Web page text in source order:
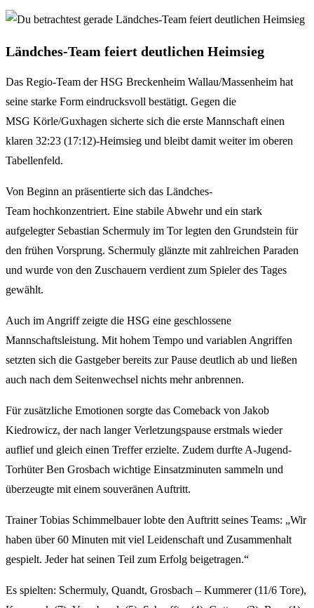
Ländches-Team feiert deutlichen Heimsieg
Das Regio-Team der HSG Breckenheim Wallau/Massenheim hat
seine starke Form eindrucksvoll bestätigt. Gegen die
MSG Körle/Guxhagen sicherte sich die erste Mannschaft einen
klaren 32:23 (17:12)-Heimsieg und bleibt damit weiter im oberen
Tabellenfeld.
Von Beginn an präsentierte sich das Ländches-
Team hochkonzentriert. Eine stabile Abwehr und ein stark
aufgelegter Sebastian Schermuly im Tor legten den Grundstein für
den frühen Vorsprung. Schermuly glänzte mit zahlreichen Paraden
und wurde von den Zuschauern verdient zum Spieler des Tages
gewählt.
Auch im Angriff zeigte die HSG eine geschlossene
Mannschaftsleistung. Mit hohem Tempo und variablen Angriffen
setzten sich die Gastgeber bereits zur Pause deutlich ab und ließen
auch nach dem Seitenwechsel nichts mehr anbrennen.
Für zusätzliche Emotionen sorgte das Comeback von Jakob
Kiedrowicz, der nach langer Verletzungspause erstmals wieder
auflief und gleich einen Treffer erzielte. Zudem durfte A-Jugend-
Torhüter Ben Grosbach wichtige Einsatzminuten sammeln und
überzeugte mit einem souveränen Auftritt.
Trainer Tobias Schimmelbauer lobte den Auftritt seines Teams: „Wir
haben über 60 Minuten mit viel Leidenschaft und Zusammenhalt
gespielt. Jeder hat seinen Teil zum Erfolg beigetragen.“
Es spielten: Schermuly, Quandt, Grosbach – Kummerer (11/6 Tore),